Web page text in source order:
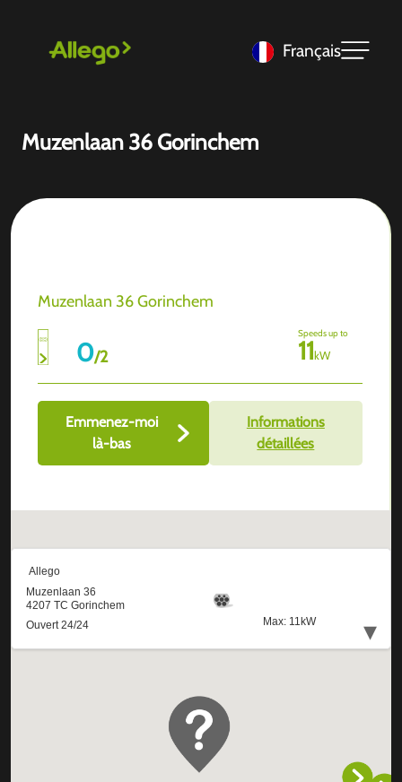
Français
Muzenlaan 36 Gorinchem
Muzenlaan 36 Gorinchem
0/2
Speeds up to
11kW
Emmenez-moi
là-bas
Informations
détaillées